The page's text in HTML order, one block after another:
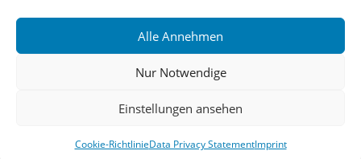
Alle Annehmen
Nur Notwendige
Einstellungen ansehen
Cookie-RichtlinieData Privacy StatementImprint
Mail:info@bfs24.de